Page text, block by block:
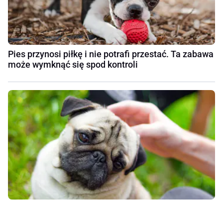
Pies przynosi piłkę i nie potrafi przestać. Ta zabawa
może wymknąć się spod kontroli